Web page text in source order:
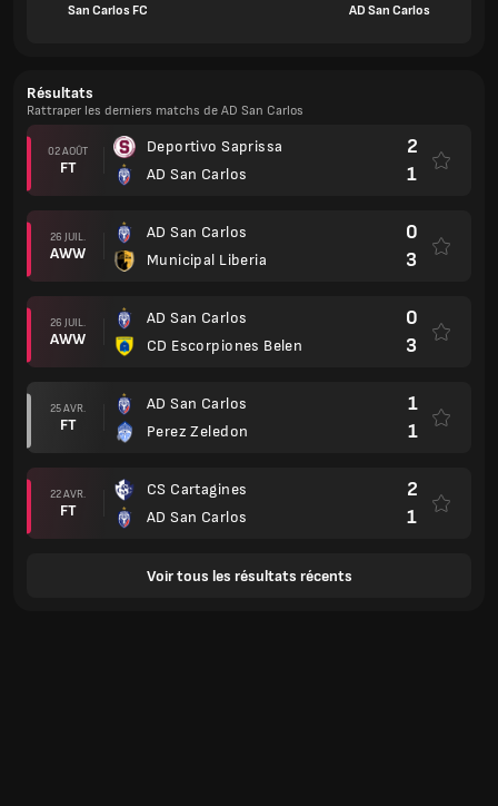
San Carlos FC
AD San Carlos
Résultats
Rattraper les derniers matchs de AD San Carlos
02 AOÛT
FT
Deportivo Saprissa
AD San Carlos
2
1
26 JUIL.
AWW
AD San Carlos
Municipal Liberia
0
3
26 JUIL.
AWW
AD San Carlos
CD Escorpiones Belen
0
3
25 AVR.
FT
AD San Carlos
Perez Zeledon
1
1
22 AVR.
FT
CS Cartagines
AD San Carlos
2
1
Voir tous les résultats récents